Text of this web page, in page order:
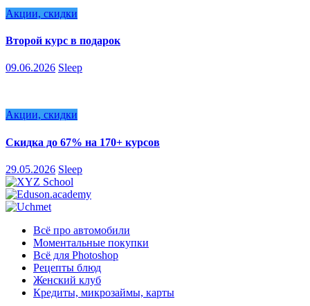
Акции, скидки
Второй курс в подарок
09.06.2026 Sleep
Акции, скидки
Скидка до 67% на 170+ курсов
29.05.2026 Sleep
Всё про автомобили
Моментальные покупки
Всё для Photoshop
Рецепты блюд
Женский клуб
Кредиты, микрозаймы, карты